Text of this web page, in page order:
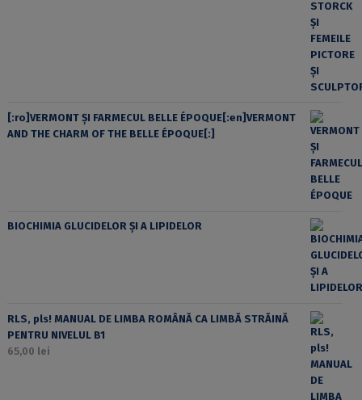
[:ro]VERMONT ȘI FARMECUL BELLE ÉPOQUE[:en]VERMONT
AND THE CHARM OF THE BELLE ÉPOQUE[:]
BIOCHIMIA GLUCIDELOR ȘI A LIPIDELOR
RLS, pls! MANUAL DE LIMBA ROMÂNĂ CA LIMBĂ STRĂINĂ
PENTRU NIVELUL B1
65,00 lei